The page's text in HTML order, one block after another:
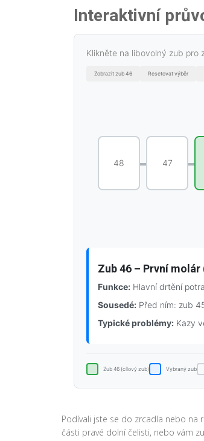
Interaktivní
Klikněte na libovolný zub pro
Zobrazit zub 46 Resetovat výběr
48 47
Zub 46 – První
Funkce: Hlavní drtění
Sousedé: Před ním: zub
Typické problémy: Kazy
Zub 46 (cílový zub) Vybraný zub
Podívali jste se do zrcadla nebo na
části pravé dolní čelisti, nebo vám